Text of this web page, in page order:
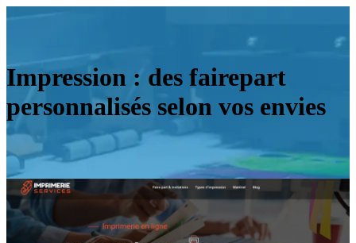
Impression : des fairepart
personnalisés selon vos envies